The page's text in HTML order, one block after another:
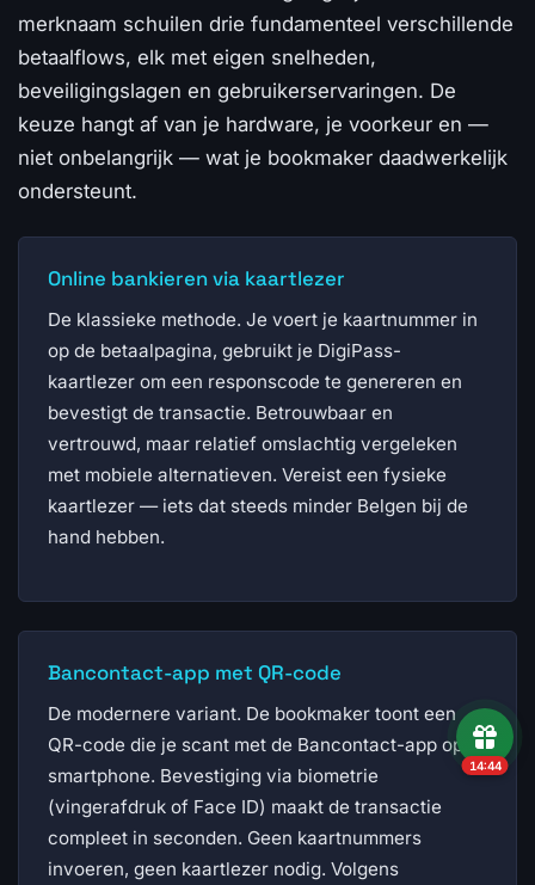
merknaam schuilen drie fundamenteel verschillende
betaalflows, elk met eigen snelheden,
beveiligingslagen en gebruikerservaringen. De
keuze hangt af van je hardware, je voorkeur en —
niet onbelangrijk — wat je bookmaker daadwerkelijk
ondersteunt.
Online bankieren via kaartlezer
De klassieke methode. Je voert je kaartnummer in
op de betaalpagina, gebruikt je DigiPass-
kaartlezer om een responscode te genereren en
bevestigt de transactie. Betrouwbaar en
vertrouwd, maar relatief omslachtig vergeleken
met mobiele alternatieven. Vereist een fysieke
kaartlezer — iets dat steeds minder Belgen bij de
hand hebben.
Bancontact-app met QR-code
De modernere variant. De bookmaker toont een
QR-code die je scant met de Bancontact-app op je
smartphone. Bevestiging via biometrie
(vingerafdruk of Face ID) maakt de transactie
compleet in seconden. Geen kaartnummers
invoeren, geen kaartlezer nodig. Volgens
14:43